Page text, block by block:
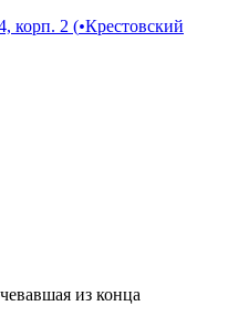
корп. 2 (•Крестовский
из конца